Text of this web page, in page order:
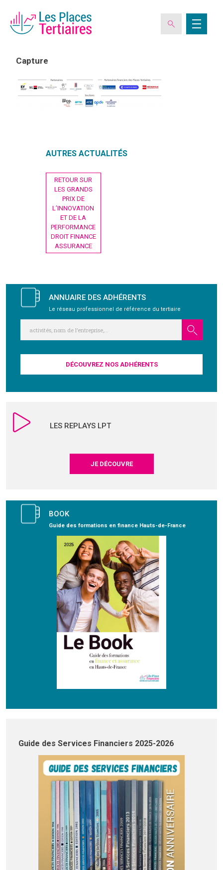
ESPACE ADHÉRENT
LES CLUBS DES PLACES TERTIAIRES
EVÉNEMENTS
NOUS REJOINDRE
Capture
AUTRES ACTUALITÉS
Navigation
de
l’article
RETOUR SUR
LES GRANDS
PRIX DE
L’INNOVATION
ET DE LA
PERFORMANCE
DROIT FINANCE
ASSURANCE
ANNUAIRE DES ADHÉRENTS
Le réseau professionnel de référence du tertiaire
DÉCOUVREZ NOS ADHÉRENTS
LES REPLAYS LPT
JE DÉCOUVRE
BOOK
Guide des formations en finance Hauts-de-France
Guide des Services Financiers 2025-2026